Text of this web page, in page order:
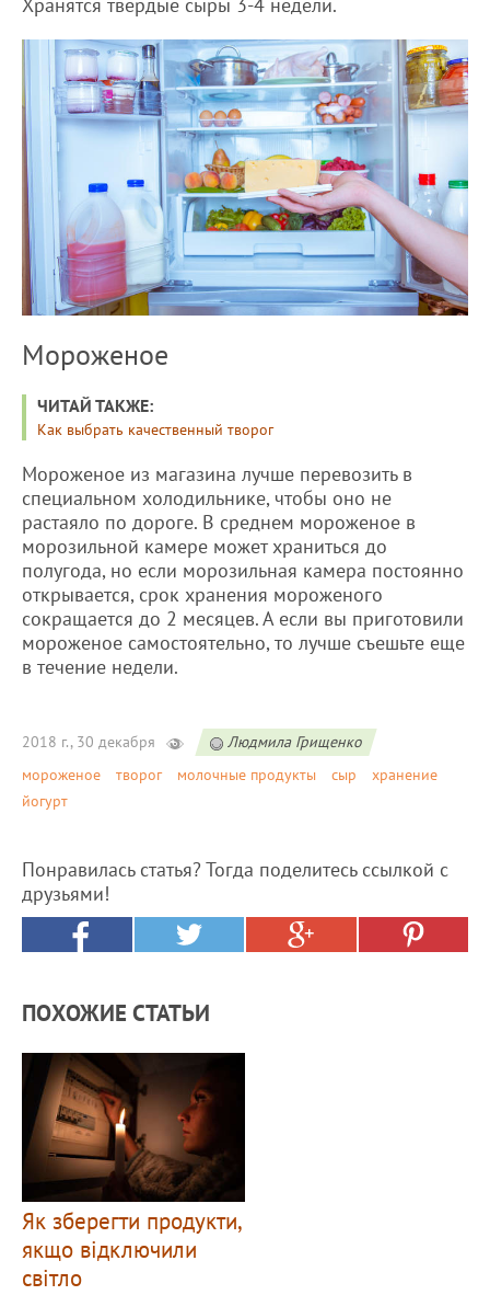
Мороженое
ЧИТАЙ ТАКЖЕ:
Как выбрать качественный творог
Мороженое из магазина лучше перевозить в
специальном холодильнике, чтобы оно не
растаяло по дороге. В среднем мороженое в
морозильной камере может храниться до
полугода, но если морозильная камера постоянно
открывается, срок хранения мороженого
сокращается до 2 месяцев. А если вы приготовили
мороженое самостоятельно, то лучше съешьте еще
в течение недели.
2018 г., 30 декабря
Людмила Грищенко
мороженое
творог молочные продукты сыр
хранение
йогурт
Понравилась статья? Тогда поделитесь ссылкой с
друзьями!
ПОХОЖИЕ СТАТЬИ
Як зберегти продукти,
якщо відключили
світло